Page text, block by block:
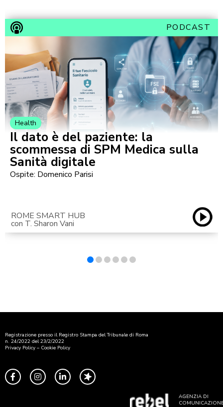
PODCAST
Health
Il dato è del paziente: la
scommessa di SPM Medica sulla
Sanità digitale
Ospite: Domenico Parisi
ROME SMART HUB
con T. Sharon Vani
Registrazione presso il Registro Stampa del Tribunale di Roma
n. 24/2022 del 23/2/2022
Privacy Policy – Cookie Policy
AGENZIA DI